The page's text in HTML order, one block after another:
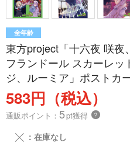
全年齢
東方project「十六夜 咲夜
フランドール スカーレッ
ジ、ルーミア」ポストカ
583円（税込）
通販ポイント： 5pt獲得 ？
╳ ：在庫なし